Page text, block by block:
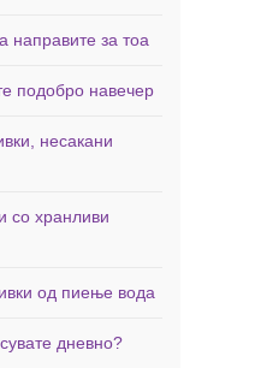
направите за тоа
подобро навечер
несакани
со хранливи
од пиење вода
дневно?